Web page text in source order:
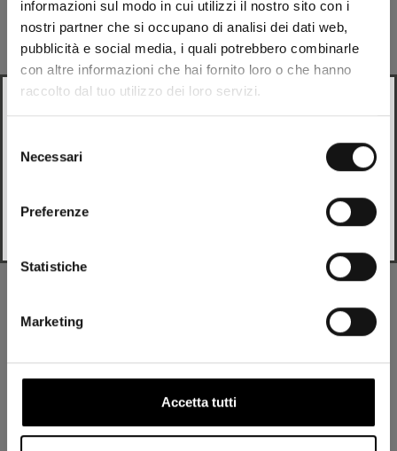
informazioni sul modo in cui utilizzi il nostro sito con i
nostri partner che si occupano di analisi dei dati web,
pubblicità e social media, i quali potrebbero combinarle
con altre informazioni che hai fornito loro o che hanno
raccolto dal tuo utilizzo dei loro servizi.
delNecessari
Preferenze
Statistiche
Marketing
Accetta tutti
Es ermöglicht eine mechanische Beugung des
Looks likeItalianis more preferred for you. Change
Italian
Change